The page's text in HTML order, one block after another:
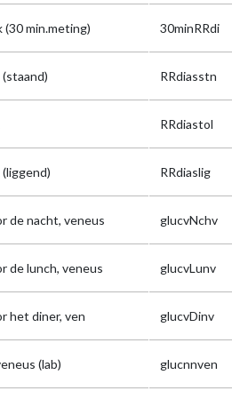
(30 min.meting) 30minRRdi
RRdiasstn
RRdiastol
RRdiaslig
de nacht, veneus glucvNchv
de lunch, veneus glucvLunv
het diner, ven glucvDinv
(lab) glucnnven